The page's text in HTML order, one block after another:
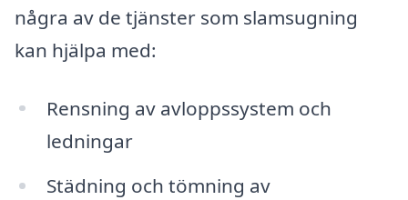
några av de tjänster som slamsugning
kan hjälpa med:
Rensning av avloppssystem och
ledningar
Städning och tömning av